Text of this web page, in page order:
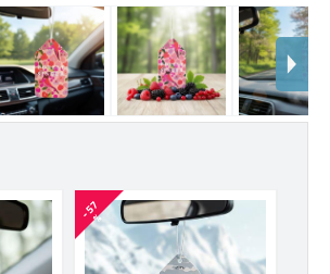
-
5
7
%